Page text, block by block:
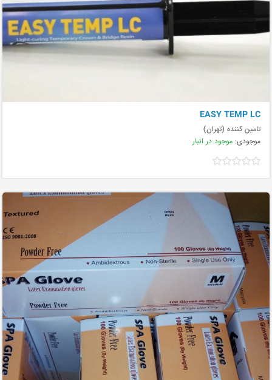
EASY TEMP LC
تامین کننده (تهران)
موجودی: موجود در انبار